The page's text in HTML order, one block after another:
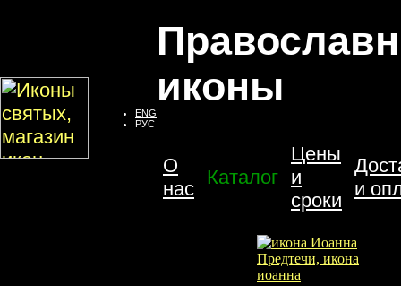
ENG
РУС
иконы
О
нас
Каталог
Цены
и
сроки
и